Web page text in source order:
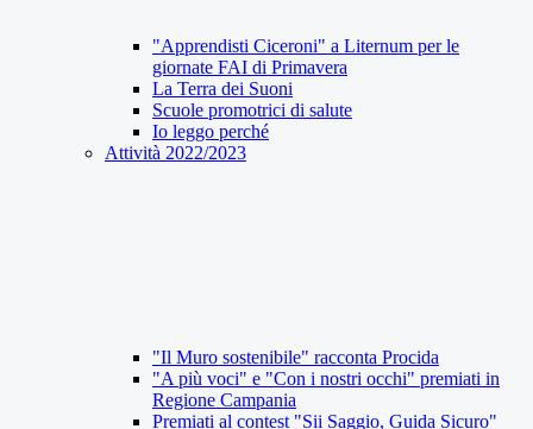
"Apprendisti Ciceroni" a Liternum per le
giornate FAI di Primavera
La Terra dei Suoni
Scuole promotrici di salute
Io leggo perché
Attività 2022/2023
"Il Muro sostenibile" racconta Procida
"A più voci" e "Con i nostri occhi" premiati in
Regione Campania
Premiati al contest "Sii Saggio, Guida Sicuro"